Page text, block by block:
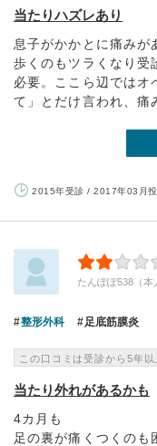
当たりハズレあり
息子がかかとに痛みが
歩くのもツラくなり受
必要。ここら辺ではオ
て」とだけ言われ、痛
2015年受診 / 2017年03月
たんぽぽ538（本
整形外科 足底筋膜炎
この口コミは受診から5年以
当たり外れがあるかも
4カ月も
足の裏が痛くつくのも